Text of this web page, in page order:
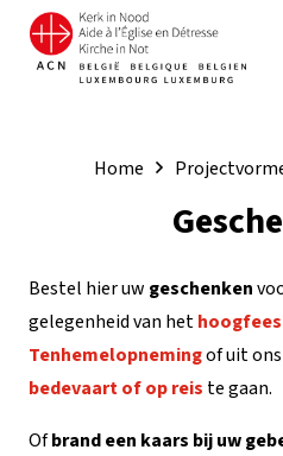
Home
Bestel hier uw geschenken
gelegenheid van het
Tenhemelopnemingof uit ons
bedevaart of op reis te gaan.
Ofbrand een kaars bij uw